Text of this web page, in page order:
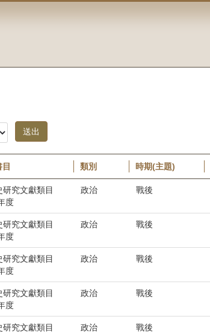
類別 時期(主題)
研究文獻類目
度
政治 戰後
研究文獻類目
度
政治 戰後
研究文獻類目
度
政治 戰後
研究文獻類目
度
政治 戰後
研究文獻類目
政治 戰後